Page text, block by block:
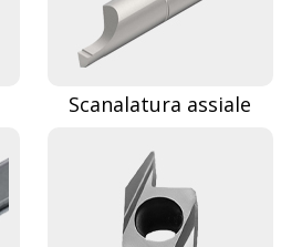
Scanalatura assiale